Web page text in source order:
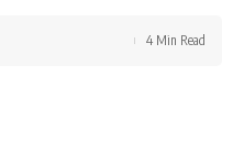
4 Min Read